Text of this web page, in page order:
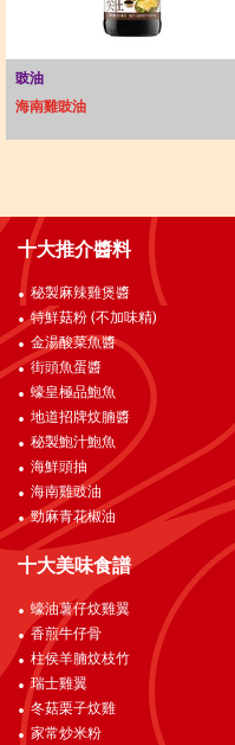
豉油
海南雞豉油
十大推介醬料
秘製麻辣雞煲醬
特鮮菇粉 (不加味精)
金湯酸菜魚醬
街頭魚蛋醬
蠔皇極品鮑魚
地道招牌炆腩醬
秘製鮑汁鮑魚
海鮮頭抽
海南雞豉油
勁麻青花椒油
十大美味食譜
蠔油薯仔炆雞翼
香煎牛仔骨
柱侯羊腩炆枝竹
瑞士雞翼
冬菇栗子炆雞
家常炒米粉